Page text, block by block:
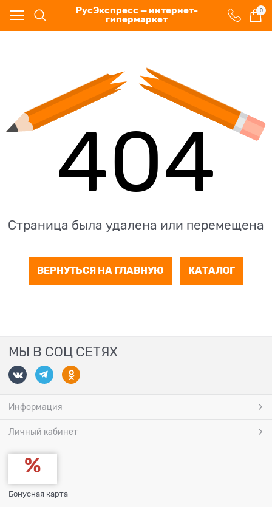
РусЭкспресс — интернет-
гипермаркет
0
404
Страница была удалена или перемещена
ВЕРНУТЬСЯ НА ГЛАВНУЮ КАТАЛОГ
МЫ В СОЦ СЕТЯХ
Информация
Личный кабинет
Бонусная карта